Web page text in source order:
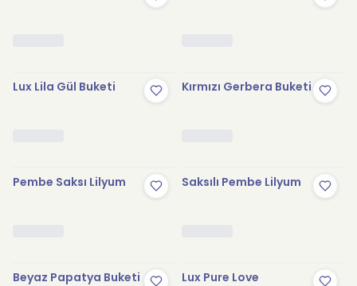
Lux Lila Gül Buketi Kırmızı Gerbera Buketi
Pembe Saksı Lilyum Saksılı Pembe Lilyum
Beyaz Papatya Buketi Lux Pure Love